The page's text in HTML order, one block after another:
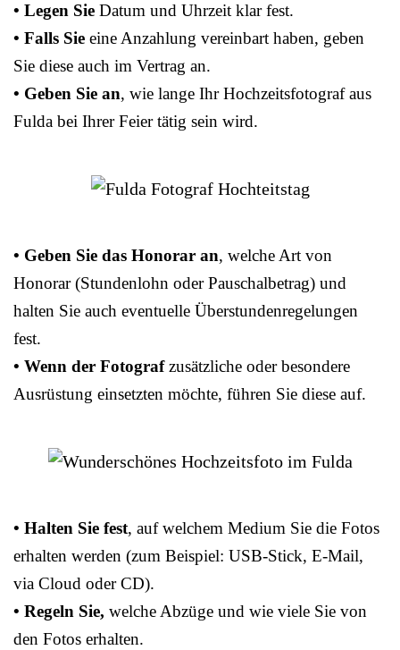
• Legen Sie Datum und Uhrzeit klar fest.
• Falls Sie eine Anzahlung vereinbart haben, geben
Sie diese auch im Vertrag an.
• Geben Sie an, wie lange Ihr Hochzeitsfotograf aus
Fulda bei Ihrer Feier tätig sein wird.
• Geben Sie das Honorar an, welche Art von
Honorar (Stundenlohn oder Pauschalbetrag) und
halten Sie auch eventuelle Überstundenregelungen
fest.
• Wenn der Fotografzusätzliche oder besondere
Ausrüstung einsetzten möchte, führen Sie diese auf.
• Halten Sie fest, auf welchem Medium Sie die Fotos
erhalten werden (zum Beispiel: USB-Stick, E-Mail,
via Cloud oder CD).
• Regeln Sie, welche Abzüge und wie viele Sie von
den Fotos erhalten.